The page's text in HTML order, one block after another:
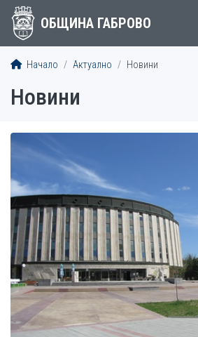
ОБЩИНА ГАБРОВО
Начало Актуално Новини
Новини
СТАТИИ